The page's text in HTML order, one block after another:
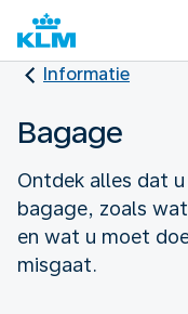
Informatie
Bagage
Ontdek alles dat
bagage, zoals
en wat u moet
misgaat.